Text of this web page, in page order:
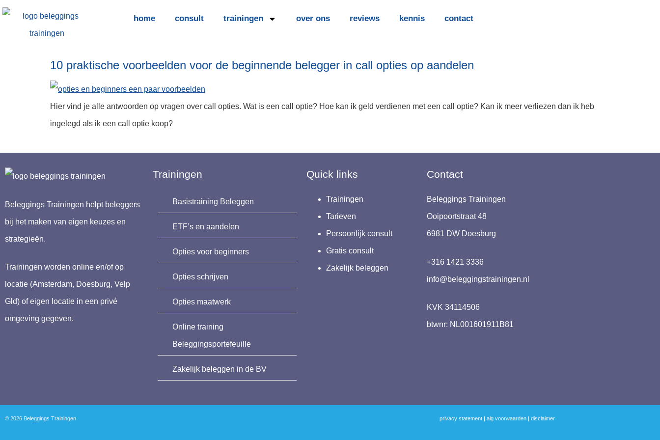
home consult trainingen over ons reviews kennis contact
10 praktische voorbeelden voor de beginnende belegger in call opties op aandelen
Hier vind je alle antwoorden op vragen over call opties. Wat is een call optie? Hoe kan ik geld verdienen met een call optie? Kan ik meer verliezen dan ik heb
ingelegd als ik een call optie koop?
Beleggings Trainingen helpt beleggers
bij het maken van eigen keuzes en
strategieën.
Trainingen worden online en/of op
locatie (Amsterdam, Doesburg, Velp
Gld) of eigen locatie in een privé
omgeving gegeven.
Trainingen
Basistraining Beleggen
ETF’s en aandelen
Opties voor beginners
Opties schrijven
Opties maatwerk
Online training
Beleggingsportefeuille
Zakelijk beleggen in de BV
Quick links
Trainingen
Tarieven
Persoonlijk consult
Gratis consult
Zakelijk beleggen
Contact
Beleggings Trainingen
Ooipoortstraat 48
6981 DW Doesburg
+316 1421 3336
info@beleggingstrainingen.nl
KVK 34114506
btwnr: NL001601911B81
© 2026 Beleggings Trainingen privacy statement alg voorwaarden disclaimer